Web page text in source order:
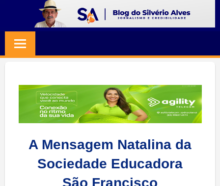
content
SILVERIO
ALVES
Jornalismo
Credibilidade
A Mensagem Natalina da
Sociedade Educadora